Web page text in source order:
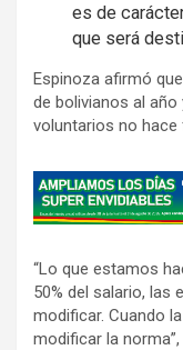
es de
que será
Espinoza afirmó
de bolivianos al
voluntarios no
A
d
e
r
t
“Lo que estamos
50% del salario, las
modificar. Cuando
modificar la